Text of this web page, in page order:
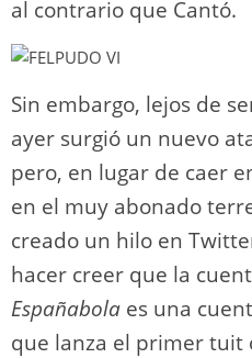
al contrario que Cantó.
Sin embargo, lejos de
ayer surgió un nuevo
pero, en lugar de caer
en el muy abonado
creado un hilo en
hacer creer que la
Españabola es una
que lanza el primer tuit